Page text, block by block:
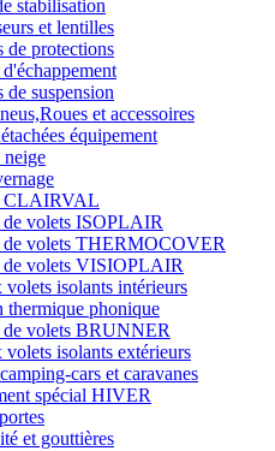
stabilisation
et lentilles
de protections
de suspension
et accessoires
équipement
neige
CLAIRVAL
de volets ISOPLAIR
de volets THERMOCOVER
de volets VISIOPLAIR
volets isolants intérieurs
thermique phonique
de volets BRUNNER
volets isolants extérieurs
cars et caravanes
spécial HIVER
et gouttières